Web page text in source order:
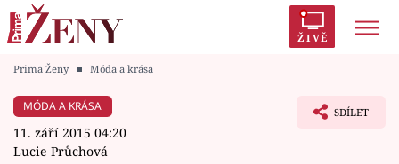
ŽIVĚ
Módní alarm
Prima Ženy ■ Móda a krása
MÓDA A KRÁSA
11. září 2015 04:20
Lucie Průchová
SDÍLET